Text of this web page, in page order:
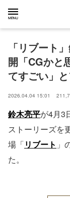
「リブート
開「CGかと
てすごい」
2026.04.04 15:01
鈴木亮平が4月3
ストーリーズを
場「リブート 」
た。